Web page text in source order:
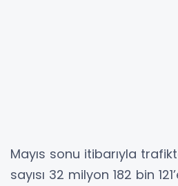
Mayıs sonu itibarıyla
sayısı 32 milyon 182 bin